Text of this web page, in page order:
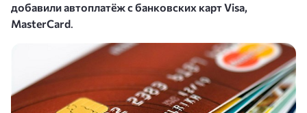
добавили автоплатёж с банковских карт Visa,
MasterCard.